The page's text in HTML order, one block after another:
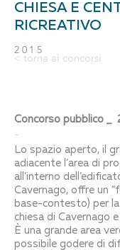
CHIESA E
RICREATIVO
2015
< torna ai concorsi
Concorso pubblico _
-
Lo spazio aperto, il
adiacente l’area di
all’interno
Cavernago, offre un
base-contesto) per
chiesa di Cavernago
È una grande area
possibile godere di